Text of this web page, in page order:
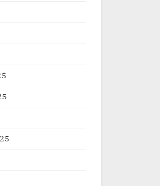
inaugurent
financés